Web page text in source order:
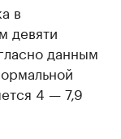
в
девяти
данным
4 — 7,9